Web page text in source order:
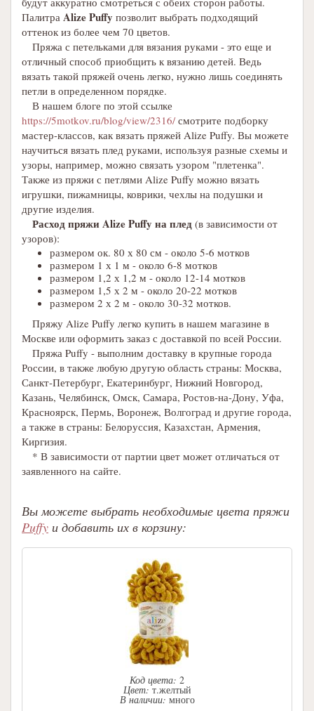
Палитра Alize Puffy позволит выбрать подходящий
оттенок из более чем 70 цветов.
Пряжа с петельками для вязания руками - это еще и
отличный способ приобщить к вязанию детей. Ведь
вязать такой пряжей очень легко, нужно лишь соединять
петли в определенном порядке.
В нашем блоге по этой ссылке
https://5motkov.ru/blog/view/2316/ смотрите подборку
мастер-классов, как вязать пряжей Alize Puffy. Вы можете
научиться вязать плед руками, используя разные схемы и
узоры, например, можно связать узором "плетенка".
Также из пряжи с петлями Alize Puffy можно вязать
игрушки, пижамницы, коврики, чехлы на подушки и
другие изделия.
Расход пряжи Alize Puffy на плед (в зависимости от
узоров):
размером ок. 80 х 80 см - около 5-6 мотков
размером 1 х 1 м - около 6-8 мотков
размером 1,2 х 1,2 м - около 12-14 мотков
размером 1,5 х 2 м - около 20-22 мотков
размером 2 х 2 м - около 30-32 мотков.
Пряжу Alize Puffy легко купить в нашем магазине в
Москве или оформить заказ с доставкой по всей России.
Пряжа Puffy - выполним доставку в крупные города
России, в также любую другую область страны: Москва,
Санкт-Петербург, Екатеринбург, Нижний Новгород,
Казань, Челябинск, Омск, Самара, Ростов-на-Дону, Уфа,
Красноярск, Пермь, Воронеж, Волгоград и другие города,
а также в страны: Белоруссия, Казахстан, Армения,
Киргизия.
* В зависимости от партии цвет может отличаться от
заявленного на сайте.
Вы можете выбрать необходимые цвета пряжи
Puffy и добавить их в корзину:
Код цвета: 2
Цвет:т.желтый
В наличии: много